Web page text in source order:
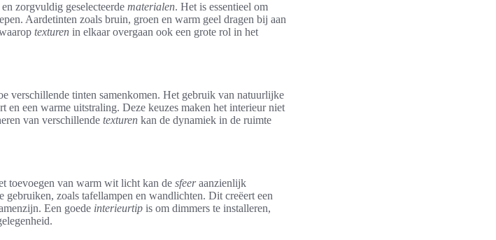
en zorgvuldig geselecteerde materialen. Het is essentieel om
Aardetinten zoals bruin, groen en warm geel dragen bij aan
texturen in elkaar overgaan ook een grote rol in het
verschillende tinten samenkomen. Het gebruik van natuurlijke
een warme uitstraling. Deze keuzes maken het interieur niet
van verschillende texturen kan de dynamiek in de ruimte
toevoegen van warm wit licht kan de sfeeraanzienlijk
zoals tafellampen en wandlichten. Dit creëert een
Een goede interieurtip is om dimmers te installeren,